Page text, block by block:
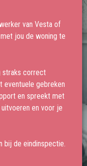
van Vesta of
jou de woning te
straks correct
eventuele gebreken
en spreekt met
en voor je
bij de eindinspectie.